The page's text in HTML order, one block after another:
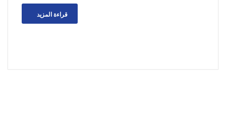
قراءة المزيد